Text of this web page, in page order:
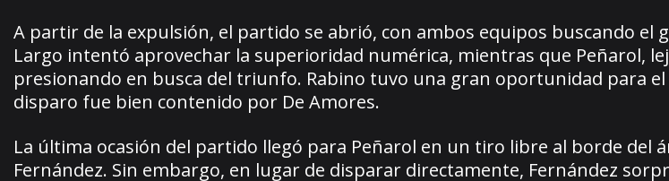
A partir de la expulsión, el partido se abrió, con ambos equipos buscando el
Largo intentó aprovechar la superioridad numérica, mientras que Peñarol,
presionando en busca del triunfo. Rabino tuvo una gran oportunidad para
disparo fue bien contenido por De Amores.
La última ocasión del partido llegó para Peñarol en un tiro libre al borde del
Fernández. Sin embargo, en lugar de disparar directamente, Fernández